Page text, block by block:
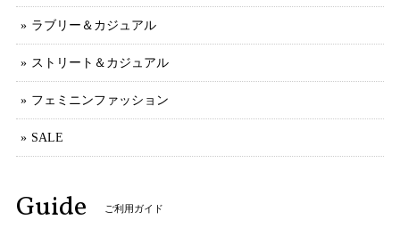
ラブリー＆カジュアル
ストリート＆カジュアル
フェミニンファッション
SALE
Guide ご利用ガイド